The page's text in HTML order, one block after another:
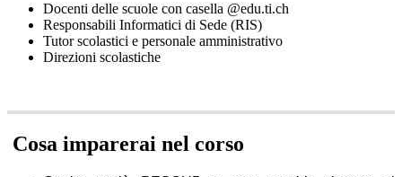
Docenti delle scuole con casella @edu.ti.ch
Responsabili Informatici di Sede (RIS)
Tutor scolastici e personale amministrativo
Direzioni scolastiche
Cosa imparerai nel corso